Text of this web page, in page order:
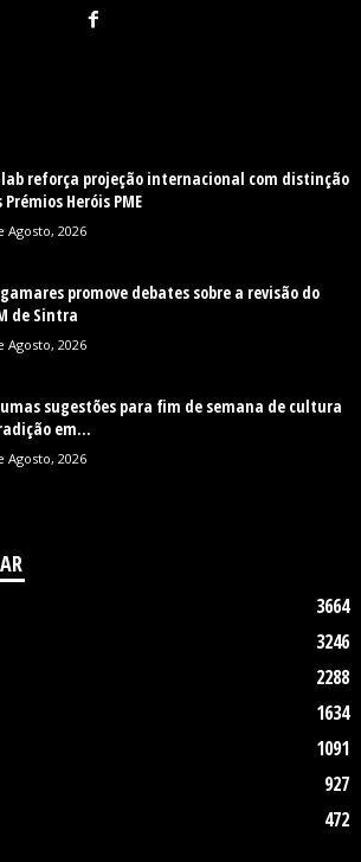
reforça projeção internacional com distinção
Prémios Heróis PME
Agosto, 2026
promove debates sobre a revisão do
de Sintra
Agosto, 2026
sugestões para fim de semana de cultura
em...
Agosto, 2026
3664
3246
2288
1634
1091
927
472